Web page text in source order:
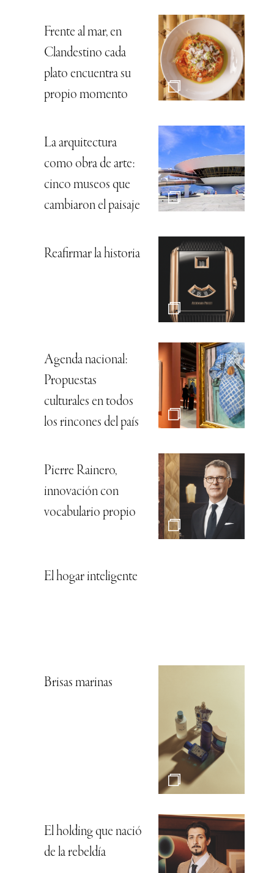
Frente al mar, en
Clandestino cada
plato encuentra su
propio momento
La arquitectura
como obra de arte:
cinco museos que
cambiaron el paisaje
Reafirmar la historia
Agenda nacional:
Propuestas
culturales en todos
los rincones del país
Pierre Rainero,
innovación con
vocabulario propio
El hogar inteligente
Brisas marinas
El holding que nació
de la rebeldía